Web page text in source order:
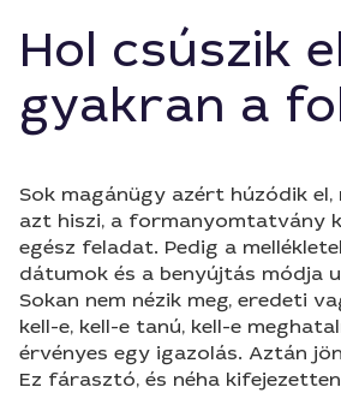
Hol csúszik
gyakran a
Sok magánügy azért húzódik
azt hiszi, a formanyomtatvány
egész feladat. Pedig a
dátumok és a benyújtás módja
Sokan nem nézik meg, eredeti
kell-e, kell-e tanú, kell-e
érvényes egy igazolás. Aztán
Ez fárasztó, és néha